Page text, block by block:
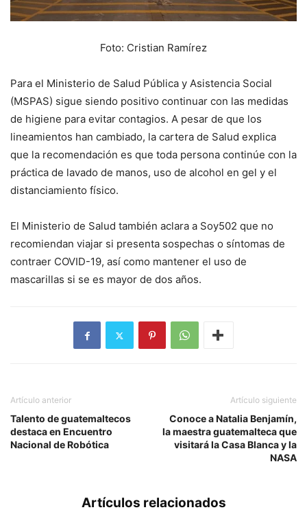
Foto: Cristian Ramírez
Para el Ministerio de Salud Pública y Asistencia Social
(MSPAS) sigue siendo positivo continuar con las medidas
de higiene para evitar contagios. A pesar de que los
lineamientos han cambiado, la cartera de Salud explica
que la recomendación es que toda persona continúe con la
práctica de lavado de manos, uso de alcohol en gel y el
distanciamiento físico.
El Ministerio de Salud también aclara a Soy502 que no
recomiendan viajar si presenta sospechas o síntomas de
contraer COVID-19, así como mantener el uso de
mascarillas si se es mayor de dos años.
Artículo anterior
Talento de guatemaltecos
destaca en Encuentro
Nacional de Robótica
Artículo siguiente
Conoce a Natalia Benjamín,
la maestra guatemalteca que
visitará la Casa Blanca y la
NASA
Artículos relacionados